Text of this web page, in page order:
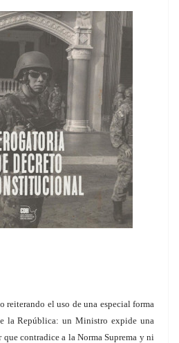
reiterando el uso de una especial forma
la República: un Ministro expide una
contradice a la Norma Suprema y ni